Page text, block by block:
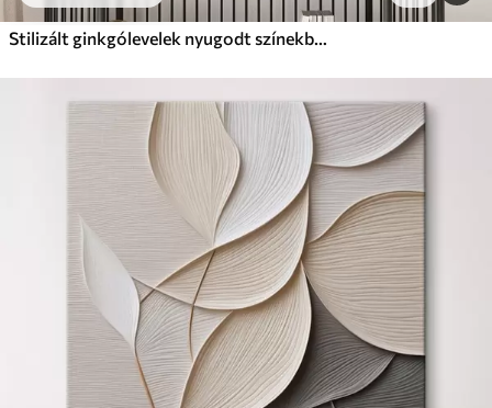
Stilizált ginkgólevelek nyugodt színekben